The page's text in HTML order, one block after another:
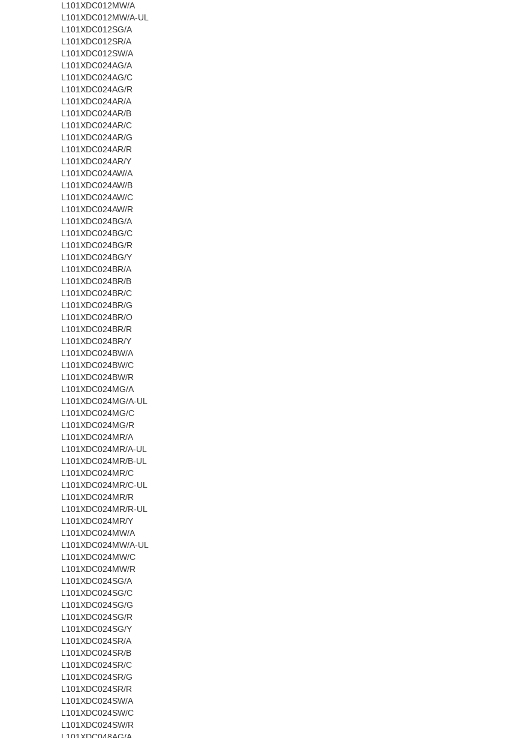
L101XDC012MW/A
L101XDC012MW/A-UL
L101XDC012SG/A
L101XDC012SR/A
L101XDC012SW/A
L101XDC024AG/A
L101XDC024AG/C
L101XDC024AG/R
L101XDC024AR/A
L101XDC024AR/B
L101XDC024AR/C
L101XDC024AR/G
L101XDC024AR/R
L101XDC024AR/Y
L101XDC024AW/A
L101XDC024AW/B
L101XDC024AW/C
L101XDC024AW/R
L101XDC024BG/A
L101XDC024BG/C
L101XDC024BG/R
L101XDC024BG/Y
L101XDC024BR/A
L101XDC024BR/B
L101XDC024BR/C
L101XDC024BR/G
L101XDC024BR/O
L101XDC024BR/R
L101XDC024BR/Y
L101XDC024BW/A
L101XDC024BW/C
L101XDC024BW/R
L101XDC024MG/A
L101XDC024MG/A-UL
L101XDC024MG/C
L101XDC024MG/R
L101XDC024MR/A
L101XDC024MR/A-UL
L101XDC024MR/B-UL
L101XDC024MR/C
L101XDC024MR/C-UL
L101XDC024MR/R
L101XDC024MR/R-UL
L101XDC024MR/Y
L101XDC024MW/A
L101XDC024MW/A-UL
L101XDC024MW/C
L101XDC024MW/R
L101XDC024SG/A
L101XDC024SG/C
L101XDC024SG/G
L101XDC024SG/R
L101XDC024SG/Y
L101XDC024SR/A
L101XDC024SR/B
L101XDC024SR/C
L101XDC024SR/G
L101XDC024SR/R
L101XDC024SW/A
L101XDC024SW/C
L101XDC024SW/R